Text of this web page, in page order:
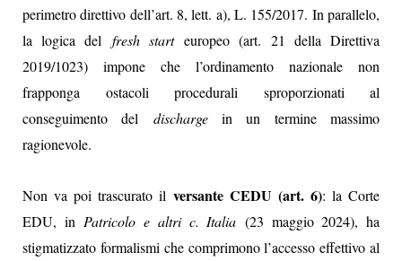
perimetro direttivo dell’art. 8, lett. a), L. 155/2017. In parallelo,
la logica del fresh starteuropeo (art. 21 della Direttiva
2019/1023) impone che l’ordinamento nazionale non
frapponga ostacoli procedurali sproporzionati al
conseguimento del dischargein un termine massimo
ragionevole.
Non va poi trascurato il versante CEDU (art. 6): la Corte
EDU, in Patricolo e altri c. Italia (23 maggio 2024), ha
stigmatizzato formalismi che comprimono l’accesso effettivo al